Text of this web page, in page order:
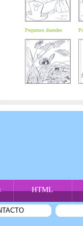
Pequenos duendes
HTML